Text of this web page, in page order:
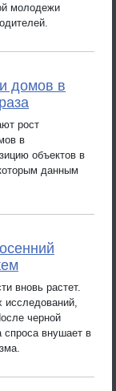
молодежи
домов в
рост
в
объектов в
данным
вновь растет.
черной
спроса внушает в